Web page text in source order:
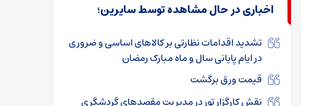
اخباری در حال مشاهده توسط سایرین؛
تشدید اقدامات نظارتی بر کالاهای اساسی و ضروری
در ایام پایانی سال و ماه مبارک رمضان
قیمت ورق برگشت
نقش کارگزار تور در مدیریت مقصدهای گردشگری